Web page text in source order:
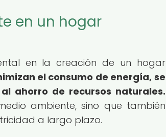
en un hogar
en la creación de un hogar
el consumo de energía, se
ahorro de recursos naturales.
ambiente, sino que también
a largo plazo.